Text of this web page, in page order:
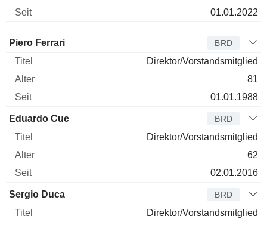
01.01.2022
Verwaltungsratsmitglied
Piero Ferrari BRD
Direktor/Vorstandsmitglied
81
01.01.1988
Eduardo Cue BRD
Direktor/Vorstandsmitglied
62
02.01.2016
Sergio Duca BRD
Direktor/Vorstandsmitglied